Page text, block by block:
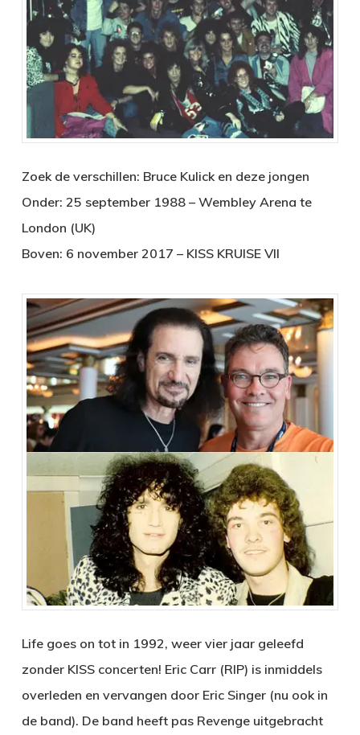
Zoek de verschillen: Bruce Kulick en deze jongen
Onder: 25 september 1988 – Wembley Arena te
London (UK)
Boven: 6 november 2017 – KISS KRUISE VII
Life goes on tot in 1992, weer vier jaar geleefd
zonder KISS concerten! Eric Carr (RIP) is inmiddels
overleden en vervangen door Eric Singer (nu ook in
de band). De band heeft pas Revenge uitgebracht